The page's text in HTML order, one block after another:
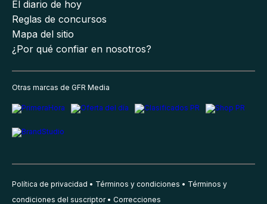
El diario de hoy
Reglas de concursos
Mapa del sitio
¿Por qué confiar en nosotros?
Otras marcas de GFR Media
Política de privacidad Términos y condiciones
Términos y
condiciones del suscriptor
Correcciones